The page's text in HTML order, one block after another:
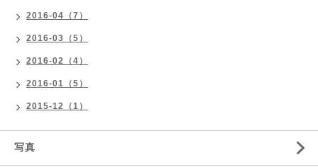
2016-04（7）
2016-03（5）
2016-02（4）
2016-01（5）
2015-12（1）
写真